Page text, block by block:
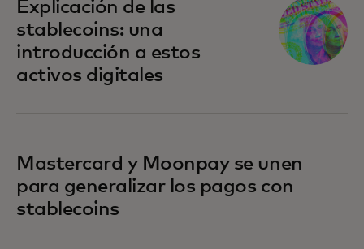
Explicación de las
stablecoins: una
introducción a estos
activos digitales
Mastercard y Moonpay se unen
para generalizar los pagos con
stablecoins